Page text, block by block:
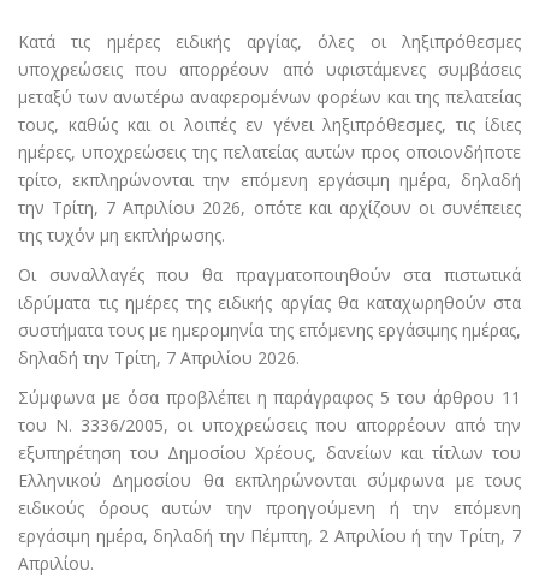
Κατά τις ημέρες ειδικής αργίας, όλες οι ληξιπρόθεσμες
υποχρεώσεις που απορρέουν από υφιστάμενες συμβάσεις
μεταξύ των ανωτέρω αναφερομένων φορέων και της πελατείας
τους, καθώς και οι λοιπές εν γένει ληξιπρόθεσμες, τις ίδιες
ημέρες, υποχρεώσεις της πελατείας αυτών προς οποιονδήποτε
τρίτο, εκπληρώνονται την επόμενη εργάσιμη ημέρα, δηλαδή
την Τρίτη, 7 Απριλίου 2026, οπότε και αρχίζουν οι συνέπειες
της τυχόν μη εκπλήρωσης.
Οι συναλλαγές που θα πραγματοποιηθούν στα πιστωτικά
ιδρύματα τις ημέρες της ειδικής αργίας θα καταχωρηθούν στα
συστήματα τους με ημερομηνία της επόμενης εργάσιμης ημέρας,
δηλαδή την Τρίτη, 7 Απριλίου 2026.
Σύμφωνα με όσα προβλέπει η παράγραφος 5 του άρθρου 11
του Ν. 3336/2005, οι υποχρεώσεις που απορρέουν από την
εξυπηρέτηση του Δημοσίου Χρέους, δανείων και τίτλων του
Ελληνικού Δημοσίου θα εκπληρώνονται σύμφωνα με τους
ειδικούς όρους αυτών την προηγούμενη ή την επόμενη
εργάσιμη ημέρα, δηλαδή την Πέμπτη, 2 Απριλίου ή την Τρίτη, 7
Απριλίου.